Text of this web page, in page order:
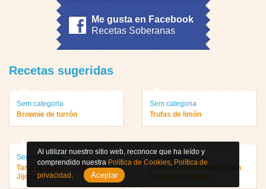
Me gusta en Facebook
Recetas Soberanas
Recetas sugeridas
Sem categoria
Brownie de turrón
Sem categoria
Trufas de limón
Sem categoria
Tarta de queso con turrón de
Jijona
Sem categoria
Tarta de turrón semifría sin
Al utilizar nuestro sitio web, reconoce que ha leído y
comprendido nuestra Política de Cookies Política de
privacidad
Aceptar